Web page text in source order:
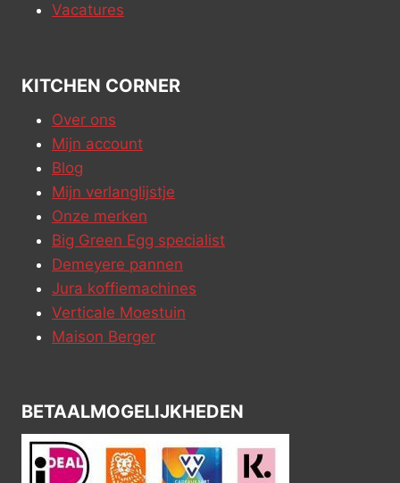
Vacatures
KITCHEN CORNER
Over ons
Mijn account
Blog
Mijn verlanglijstje
Onze merken
Big Green Egg specialist
Demeyere pannen
Jura koffiemachines
Verticale Moestuin
Maison Berger
BETAALMOGELIJKHEDEN